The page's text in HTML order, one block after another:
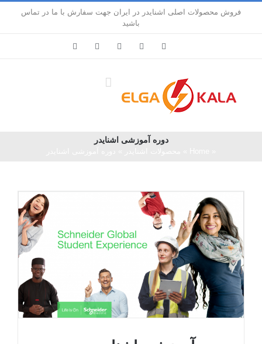
فروش محصولات اصلی اشنایدر در ایران جهت سفارش با ما در تماس
باشید
Facebook
Instagram
Pinterest
دوره آموزشی اشنایدر